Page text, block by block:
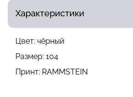
Характеристики
Цвет: чёрный
Размер: 104
Принт: RAMMSTEIN